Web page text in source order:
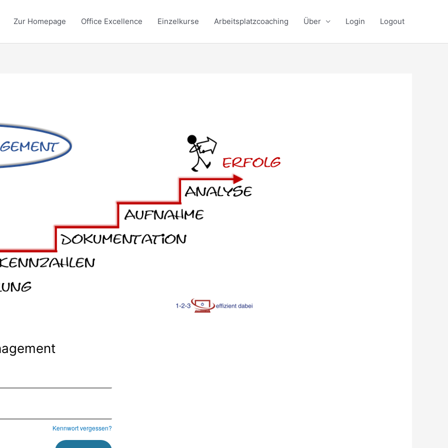
Zur Homepage Office Excellence Einzelkurse Arbeitsplatzcoaching Über Login Logout
Kennwort vergessen?